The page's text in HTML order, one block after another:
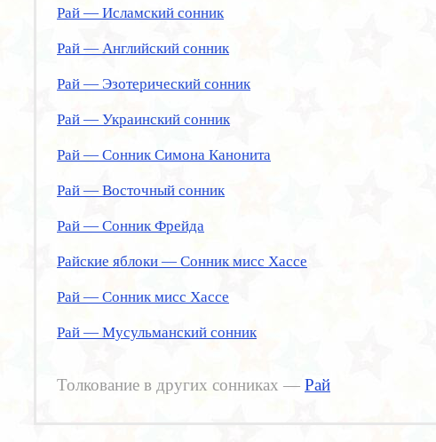
Рай — Исламский сонник
Рай — Английский сонник
Рай — Эзотерический сонник
Рай — Украинский сонник
Рай — Сонник Симона Канонита
Рай — Восточный сонник
Рай — Сонник Фрейда
Райские яблоки — Сонник мисс Хассе
Рай — Сонник мисс Хассе
Рай — Мусульманский сонник
Толкование в других сонниках — Рай